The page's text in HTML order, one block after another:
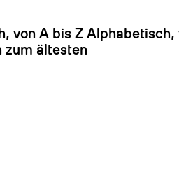
von A bis Z Alphabetisch,
zum ältesten